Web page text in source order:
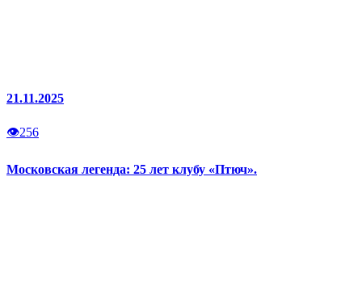
21.11.2025
👁256
Московская легенда: 25 лет клубу «Птюч».